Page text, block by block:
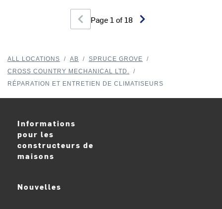
Page 1 of 18
ALL LOCATIONS / AB / SPRUCE GROVE
/
CROSS COUNTRY MECHANICAL LTD.
/
RÉPARATION ET ENTRETIEN DE CLIMATISEURS
Informations
pour les
constructeurs de
maisons
Nouvelles